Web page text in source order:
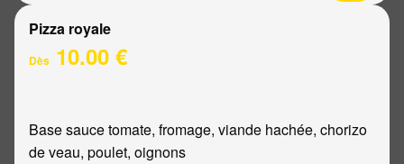
Pizza royale
Dès 10.00 €
Base sauce tomate, fromage, viande hachée, chorizo
de veau, poulet, oignons